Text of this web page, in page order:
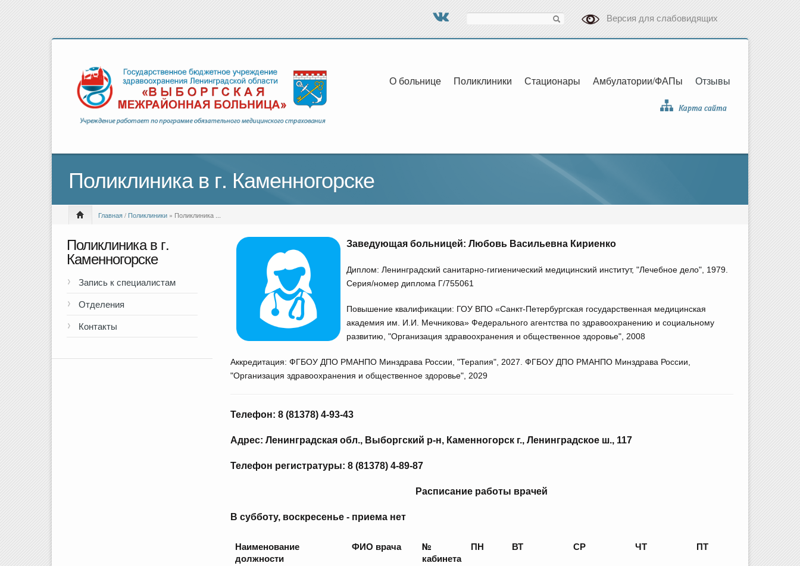
Версия для слабовидящих
О больнице Поликлиники Стационары Амбулатории/ФАПы Отзывы
Поликлиника в г. Каменногорске
Главная/ Поликлиники » Поликлиника ...
Поликлиника в г.
Каменногорске
Запись к специалистам
Отделения
Контакты
Заведующая больницей: Любовь Васильевна Кириенко
Диплом: Ленинградский санитарно-гигиенический медицинский институт, "Лечебное дело", 1979.
Серия/номер диплома Г/755061
Повышение квалификации: ГОУ ВПО «Санкт-Петербургская государственная медицинская
академия им. И.И. Мечникова» Федерального агентства по здравоохранению и социальному
развитию, "Организация здравоохранения и общественное здоровье", 2008
Аккредитация: ФГБОУ ДПО РМАНПО Минздрава России, "Терапия", 2027. ФГБОУ ДПО РМАНПО Минздрава России,
"Организация здравоохранения и общественное здоровье", 2029
Телефон: 8 (81378) 4-93-43
Адрес: Ленинградская обл., Выборгский р-н, Каменногорск г., Ленинградское ш., 117
Телефон регистратуры: 8 (81378) 4-89-87
Расписание работы врачей
В субботу, воскресенье - приема нет
Наименование
должности
ФИО врача
№
кабинета
ПН ВТ СР ЧТ ПТ